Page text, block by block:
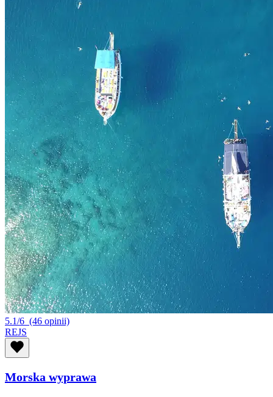
5.1/6 (46 opinii)
REJS
Morska wyprawa